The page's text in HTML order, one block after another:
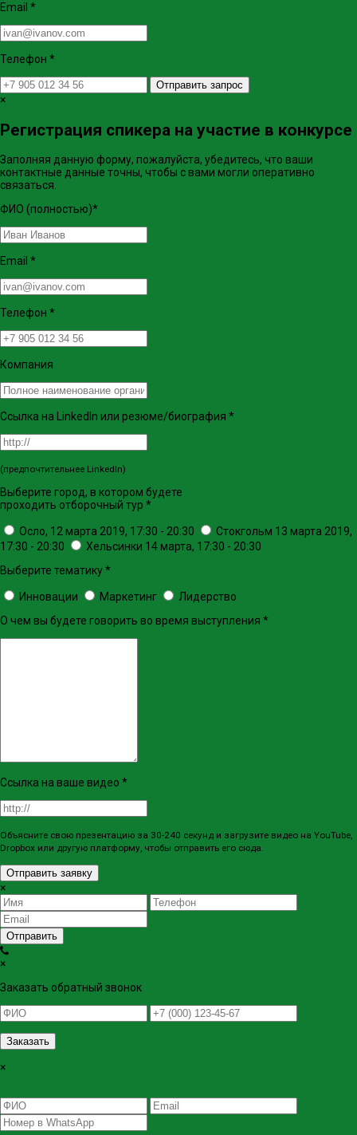
Email *
Телефон *
Отправить запрос
×
Регистрация спикера на участие в конкурсе
Заполняя данную форму, пожалуйста, убедитесь, что ваши
контактные данные точны, чтобы с вами могли оперативно
связаться.
ФИО (полностью)*
Email *
Телефон *
Компания
Ссылка на LinkedIn или резюме/биография *
(предпочтительнее LinkedIn)
Выберите город, в котором будете
проходить отборочный тур *
Осло, 12 марта 2019, 17:30 - 20:30
Стокгольм 13 марта 2019,
17:30 - 20:30
Хельсинки 14 марта, 17:30 - 20:30
Выберите тематику*
Инновации Маркетинг
Лидерство
О чем вы будете говорить во время выступления *
Ссылка на ваше видео *
Объясните свою презентацию за 30-240 секунд и загрузите видео на YouTube,
Dropbox или другую платформу, чтобы отправить его сюда.
Отправить заявку
×
Отправить
×
Заказать обратный звонок
Заказать
×